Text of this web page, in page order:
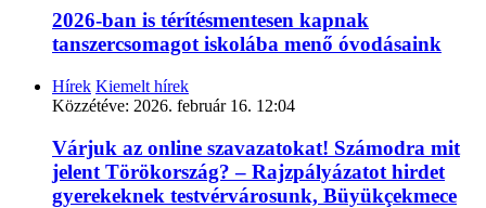
2026-ban is térítésmentesen kapnak
tanszercsomagot iskolába menő óvodásaink
Hírek Kiemelt hírek
Közzétéve: 2026. február 16. 12:04
Várjuk az online szavazatokat! Számodra mit
jelent Törökország? – Rajzpályázatot hirdet
gyerekeknek testvérvárosunk, Büyükçekmece